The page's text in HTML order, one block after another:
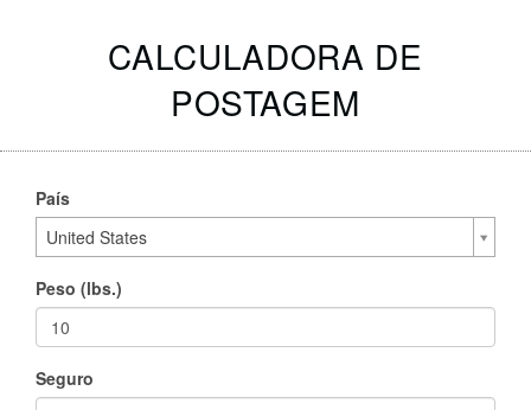
CALCULADORA DE
POSTAGEM
País
United States
Peso (lbs.)
Seguro